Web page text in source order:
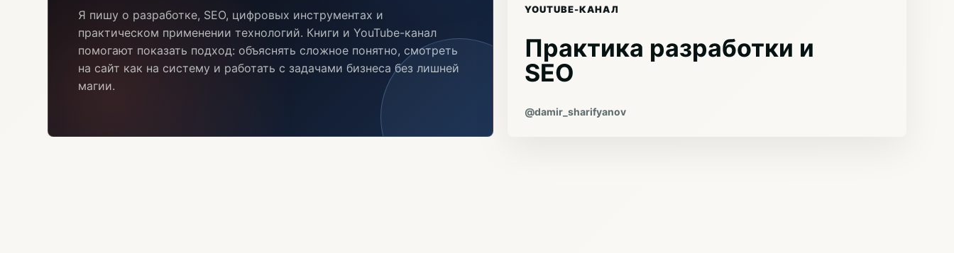
Я пишу о разработке, SEO, цифровых инструментах и
практическом применении технологий. Книги и YouTube-канал
помогают показать подход: объяснять сложное понятно, смотреть
на сайт как на систему и работать с задачами бизнеса без лишней
магии.
YOUTUBE-КАНАЛ
Практика разработки и
SEO
@damir_sharifyanov